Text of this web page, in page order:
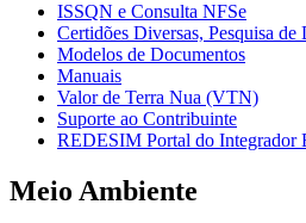
ISSQN e Consulta NFSe
Certidões Diversas, Pesquisa
Modelos de Documentos
Manuais
Valor de Terra Nua (VTN)
Suporte ao Contribuinte
REDESIM Portal do Integrador
Meio Ambiente